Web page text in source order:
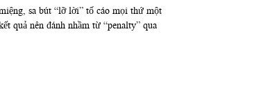
sa bút “lỡ lời” tố cáo mọi thứ một
quả nên đánh nhầm từ “penalty” qua